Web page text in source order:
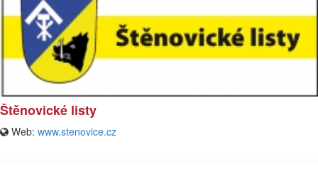
Štěnovické listy
Web: www.stenovice.cz